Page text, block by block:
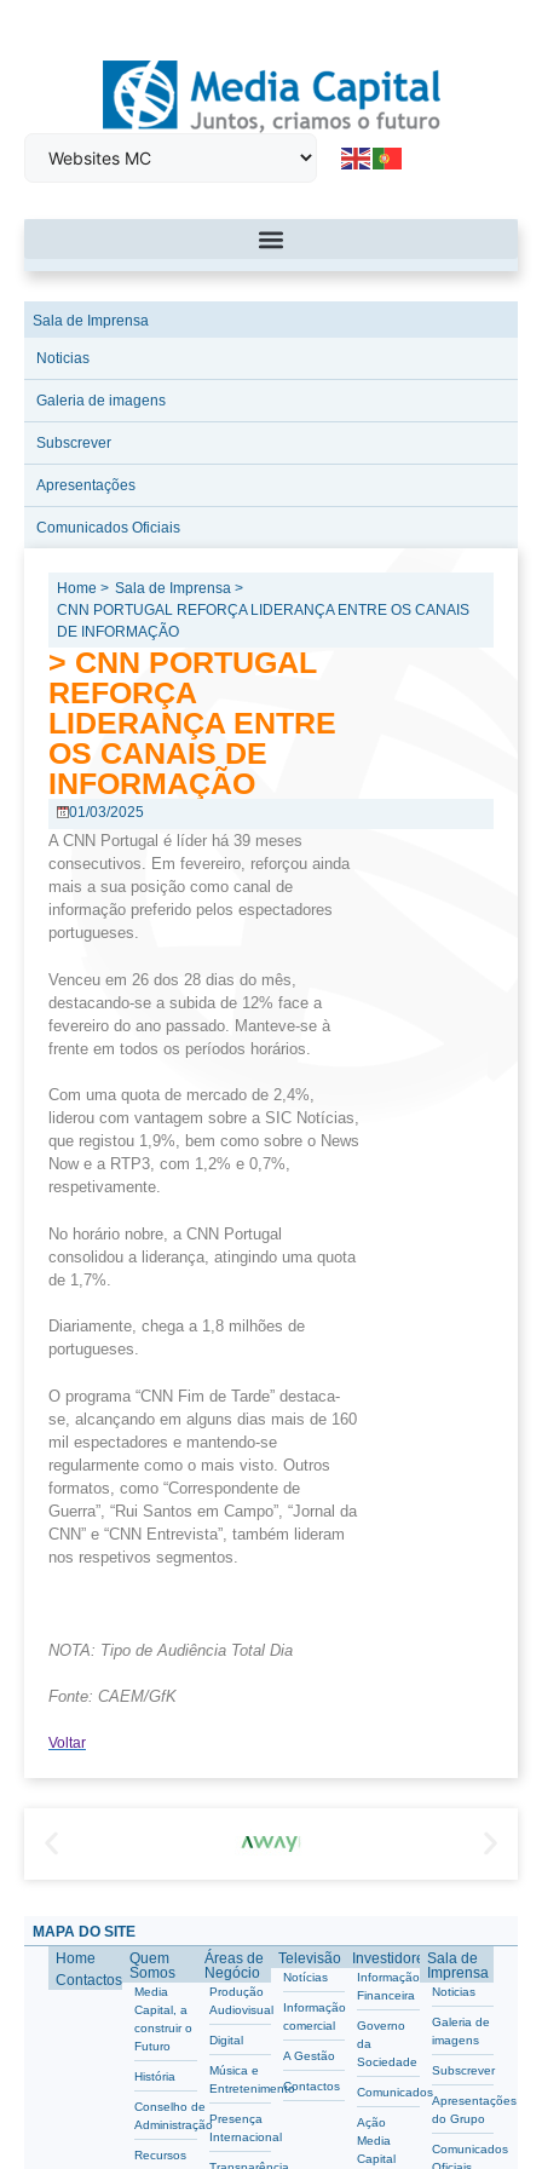
Sala de Imprensa
Noticias
Galeria de imagens
Subscrever
Apresentações
Comunicados Oficiais
Home > Sala de Imprensa >
CNN PORTUGAL REFORÇA LIDERANÇA ENTRE OS CANAIS
DE INFORMAÇÃO
> CNN PORTUGAL
REFORÇA
LIDERANÇA ENTRE
OS CANAIS DE
INFORMAÇÃO
01/03/2025
A CNN Portugal é líder há 39 meses
consecutivos. Em fevereiro, reforçou ainda
mais a sua posição como canal de
informação preferido pelos espectadores
portugueses.
Venceu em 26 dos 28 dias do mês,
destacando-se a subida de 12% face a
fevereiro do ano passado. Manteve-se à
frente em todos os períodos horários.
Com uma quota de mercado de 2,4%,
liderou com vantagem sobre a SIC Notícias,
que registou 1,9%, bem como sobre o News
Now e a RTP3, com 1,2% e 0,7%,
respetivamente.
No horário nobre, a CNN Portugal
consolidou a liderança, atingindo uma quota
de 1,7%.
Diariamente, chega a 1,8 milhões de
portugueses.
O programa “CNN Fim de Tarde” destaca-
se, alcançando em alguns dias mais de 160
mil espectadores e mantendo-se
regularmente como o mais visto. Outros
formatos, como “Correspondente de
Guerra”, “Rui Santos em Campo”, “Jornal da
CNN” e “CNN Entrevista”, também lideram
nos respetivos segmentos.
NOTA: Tipo de Audiência Total Dia
Fonte: CAEM/GfK
Voltar
MAPA DO SITE
Home
Contactos
Quem
Somos
Media
Capital, a
construir o
Futuro
História
Conselho de
Administração
Recursos
Áreas de
Negócio
Produção
Audiovisual
Digital
Música e
Entretenimento
Presença
Internacional
Televisão
Notícias
Informação
comercial
A Gestão
Contactos
Investidores
Informação
Financeira
Governo
da
Sociedade
Comunicados
Ação
Media
Capital
Sala de
Imprensa
Noticias
Galeria de
imagens
Subscrever
Apresentações
do Grupo
Comunicados